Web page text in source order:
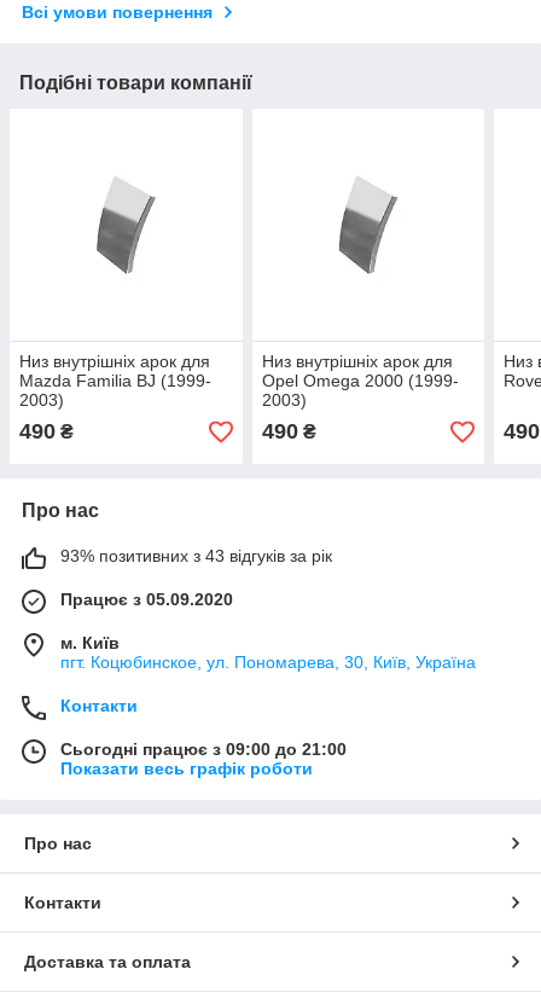
Всі умови повернення
Подібні товари компанії
Низ внутрішніх арок для
Mazda Familia BJ (1999-
2003)
490 ₴
Низ внутрішніх арок для
Opel Omega 2000 (1999-
2003)
490₴
Низ
490
Про нас
93% позитивних з 43 відгуків за рік
Працює з 05.09.2020
м. Київ
пгт. Коцюбинское, ул. Пономарева, 30, Київ, Україна
Контакти
Сьогодні працює з 09:00 до 21:00
Показати весь графік роботи
Про нас
Контакти
Доставка та оплата